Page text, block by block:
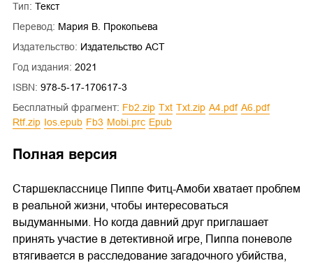
Тип: Текст
Перевод: Мария В. Прокопьева
Издательство: Издательство АСТ
Год издания: 2021
ISBN: 978-5-17-170617-3
Бесплатный фрагмент:
fb2.zip txt txt.zip a4.pdf
a6.pdf
rtf.zip ios.epub fb3 mobi.prc epub
Полная версия
Старшекласснице Пиппе Фитц-Амоби хватает проблем
в реальной жизни, чтобы интересоваться
выдуманными. Но когда давний друг приглашает
принять участие в детективной игре, Пиппа поневоле
втягивается в расследование загадочного убийства,